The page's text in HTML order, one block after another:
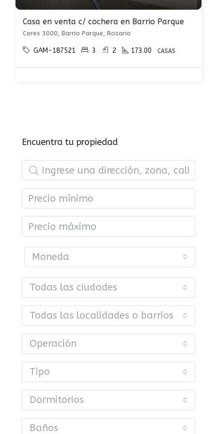
Casa en venta c/ cochera en Barrio Parque
Ceres 3000, Barrio Parque, Rosario
GAM-187521 3 2 173.00 CASAS
Encuentra tu propiedad
Moneda
Todas las ciudades
Todas las localidades o barrios
Operación
Tipo
Dormitorios
Baños